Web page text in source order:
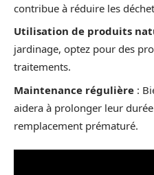
contribue à réduire les
Utilisation de produits
jardinage, optez pour des
traitements.
Maintenance régulière :
aidera à prolonger leur
remplacement prématuré.